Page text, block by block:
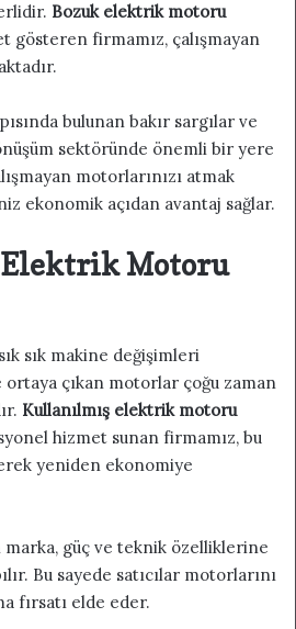
Bozuk elektrik motoru
gösteren firmamız, çalışmayan
bulunan bakır sargılar ve
sektöründe önemli bir yere
motorlarınızı atmak
ekonomik açıdan avantaj sağlar.
Motoru
sık makine değişimleri
çıkan motorlar çoğu zaman
Kullanılmış elektrik motoru
hizmet sunan firmamız, bu
yeniden ekonomiye
marka, güç ve teknik özelliklerine
Bu sayede satıcılar motorlarını
fırsatı elde eder.